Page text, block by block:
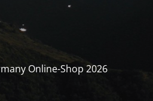
Online-Shop 2026